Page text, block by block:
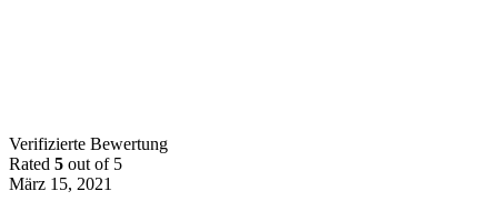
Verifizierte Bewertung
Rated 5 out of 5
März 15, 2021